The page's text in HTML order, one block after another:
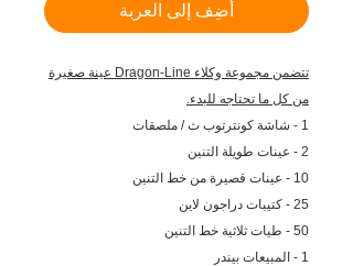
أضِف إلى العربة
تتضمن مجموعة وكلاء Dragon-Line عينة صغيرة
من كل ما تحتاجه للبدء.
1 - شاشة كونترتوب ث / ملصقات
2 - عينات طويلة التنين
10 - عينات قصيرة من خط التنين
25 - كتيبات دراجون لاين
50 - طيات ثلاثية خط التنين
1 - المبيعات بيندر